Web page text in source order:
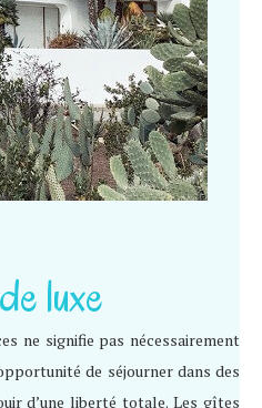
luxe
ne signifie pas nécessairement
de séjourner dans des
d’une liberté totale. Les gîtes